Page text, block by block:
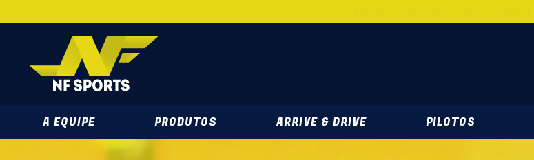
A EQUIPE PRODUTOS ARRIVE & DRIVE PILOTOS